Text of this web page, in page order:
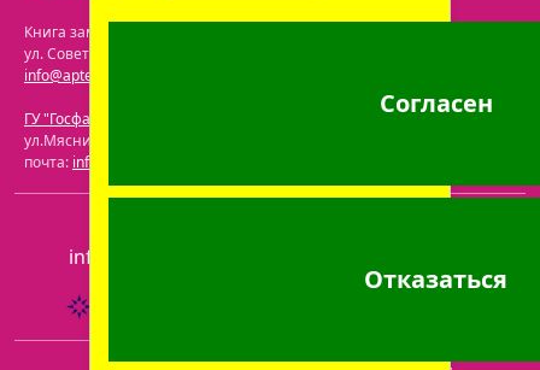
Книга замечаний и предложений находится по адресу: г. Бобруйск,
ул. Советская 40-3. Телефон: +375 (29) 339-79-59. Электронная почта:
info@aptekaonline.by
ГУ "Госфармнадзор"
: 220030, Республика Беларусь, г. Минск,
ул.Мясникова, 32-2. Телефон: +375 (17) 271-25-75. Электронная
почта: info@gospharmnadzor.by
info@aptekaonline.by
Согласен
Отказаться